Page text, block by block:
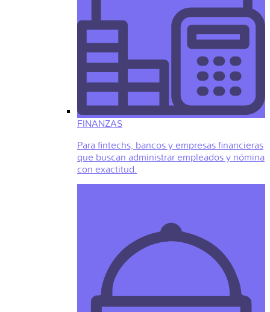
FINANZAS
Para fintechs, bancos y empresas financieras
que buscan administrar empleados y nómina
con exactitud.